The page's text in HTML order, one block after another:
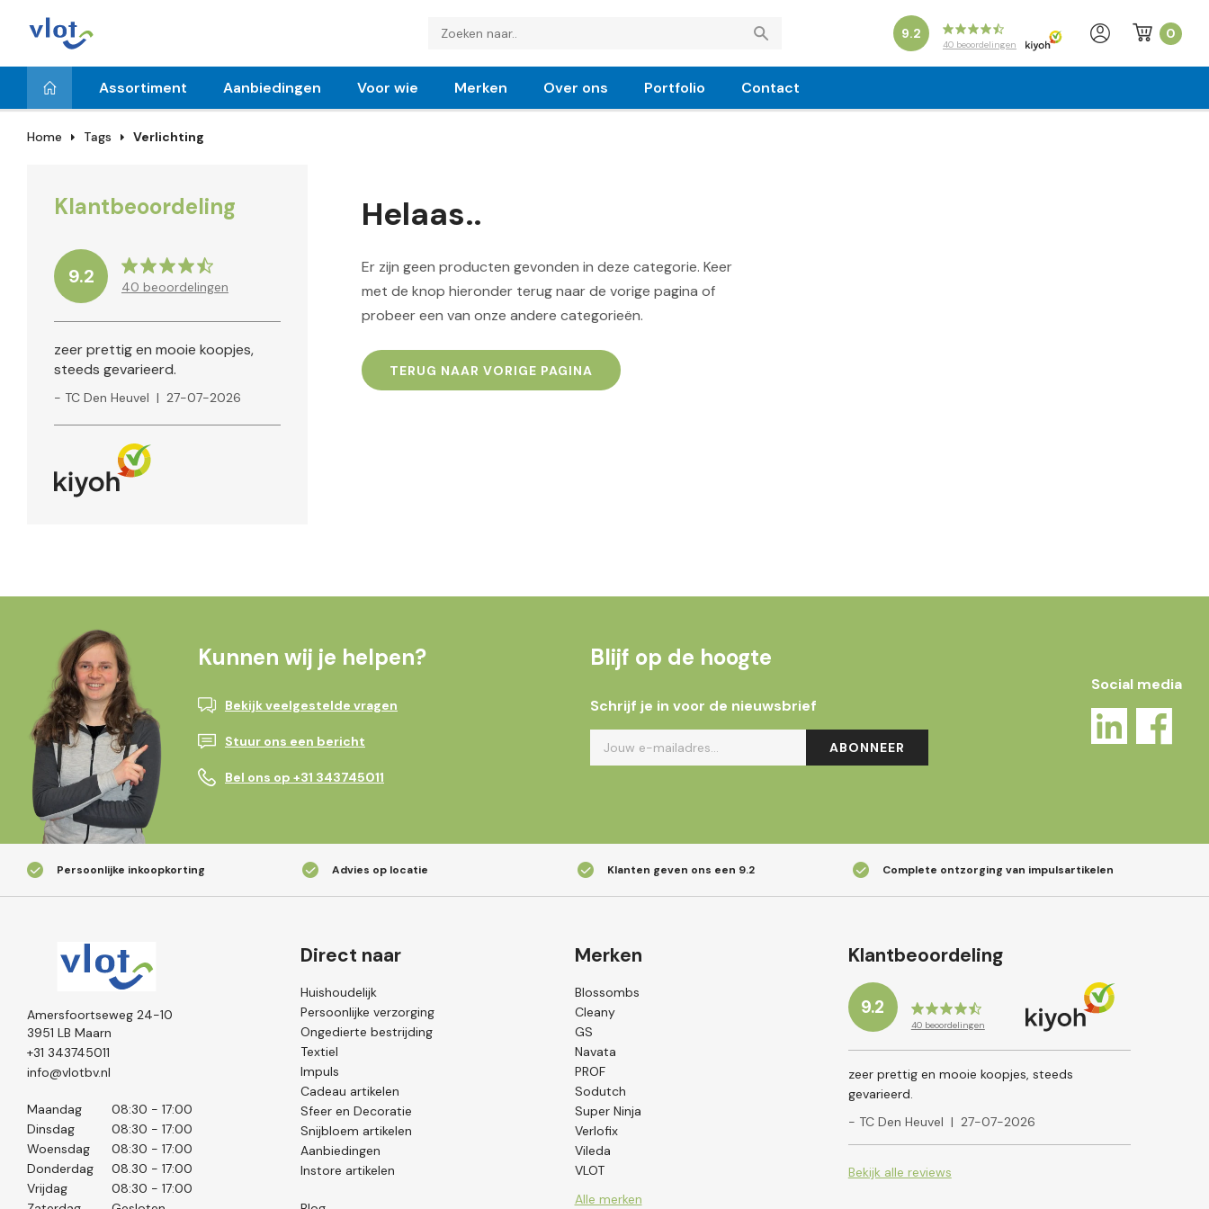
9.2
40 beoordelingen
0
Assortiment Aanbiedingen Voor wie Merken Over ons Portfolio Contact
Home Tags Verlichting
Klantbeoordeling
9.2 40 beoordelingen
zeer prettig en mooie koopjes,
steeds gevarieerd.
- TC Den Heuvel | 27-07-2026
Helaas..
Er zijn geen producten gevonden in deze categorie. Keer
met de knop hieronder terug naar de vorige pagina of
probeer een van onze andere categorieën.
TERUG NAAR VORIGE PAGINA
Kunnen wij je helpen?
Bekijk veelgestelde vragen
Stuur ons een bericht
Bel ons op +31 343745011
Blijf op de hoogte
Schrijf je in voor de nieuwsbrief
ABONNEER
Social media
Persoonlijke inkoopkorting Advies op locatie Klanten geven ons een 9.2 Complete ontzorging van impulsartikelen
Amersfoortseweg 24-10
3951 LB Maarn
+31 343745011
info@vlotbv.nl
Maandag
08:30 - 17:00
Dinsdag
08:30 - 17:00
Woensdag
08:30 - 17:00
Donderdag
08.30 - 17:00
Vrijdag
08:30 - 17:00
Direct naar
Huishoudelijk
Persoonlijke verzorging
Ongedierte bestrijding
Textiel
Impuls
Cadeau artikelen
Sfeer en Decoratie
Snijbloem artikelen
Aanbiedingen
Instore artikelen
Merken
Blossombs
Cleany
GS
Navata
PROF
Sodutch
Super Ninja
Verlofix
Vileda
VLOT
Alle merken
Klantbeoordeling
9.2
40beoordelingen
zeer prettig en mooie koopjes, steeds
gevarieerd.
- TC Den Heuvel | 27-07-2026
Bekijk alle reviews